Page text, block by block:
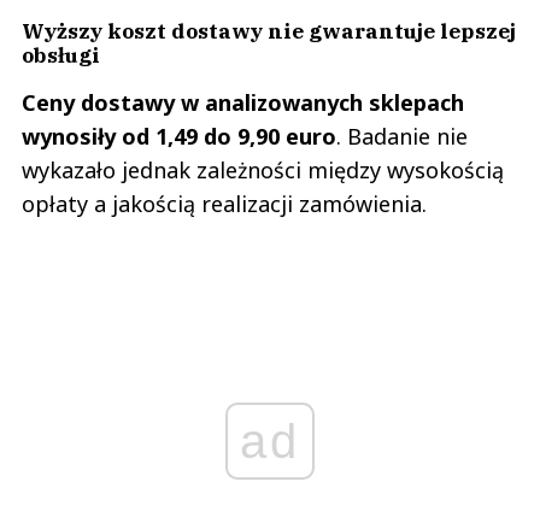
Wyższy koszt dostawy nie gwarantuje lepszej
obsługi
Ceny dostawy w analizowanych sklepach
wynosiły od 1,49 do 9,90 euro. Badanie nie
wykazało jednak zależności między wysokością
opłaty a jakością realizacji zamówienia.
ad